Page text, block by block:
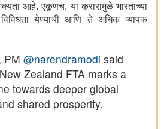
आहे. एकूणच, या करारामुळे भारताच्या
विविधता येण्याची आणि ते अधिक व्यापक
PM @narendramodi said
Zealand FTA marks a
towards deeper global
shared prosperity.